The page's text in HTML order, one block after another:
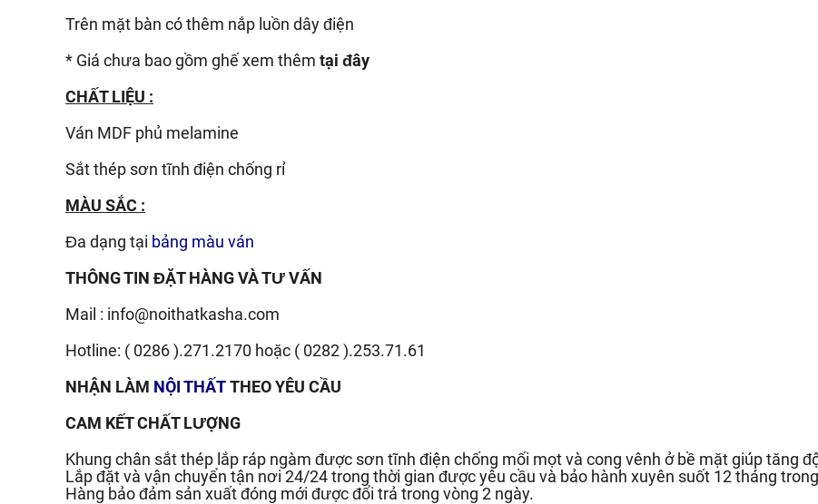
Trên mặt bàn có thêm nắp luồn dây điện
* Giá chưa bao gồm ghế xem thêm tại đây
CHẤT LIỆU :
Ván MDF phủ melamine
Sắt thép sơn tĩnh điện chống rỉ
MÀU SẮC :
Đa dạng tại bảng màu ván
THÔNG TIN ĐẶT HÀNG VÀ TƯ VẤN
Mail : info@noithatkasha.com
Hotline: ( 0286 ).271.2170 hoặc ( 0282 ).253.71.61
NHẬN LÀM NỘI THẤTTHEO YÊU CẦU
CAM KẾT CHẤT LƯỢNG
Khung chân sắt thép lắp ráp ngàm được sơn tĩnh điện chống mối mọt và cong vênh ở bề mặt giúp tăng
Lắp đặt và vận chuyển tận nơi 24/24 trong thời gian được yêu cầu và bảo hành xuyên suốt 12 tháng
Hàng bảo đảm sản xuất đóng mới được đổi trả trong vòng 2 ngày.